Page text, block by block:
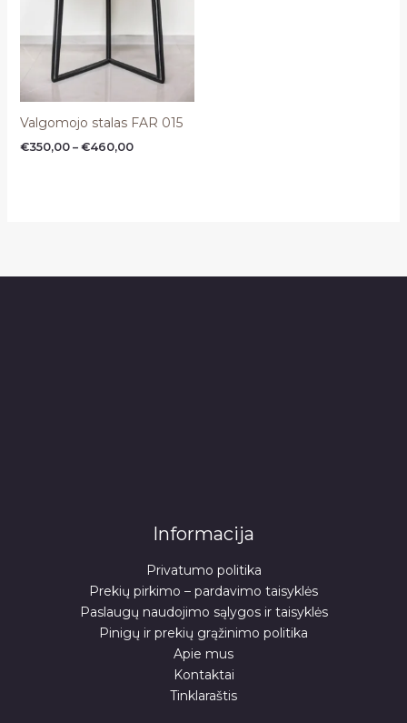
Valgomojo stalas FAR 015
€350,00 – €460,00
Informacija
Privatumo politika
Prekių pirkimo – pardavimo taisyklės
Paslaugų naudojimo sąlygos ir taisyklės
Pinigų ir prekių grąžinimo politika
Apie mus
Kontaktai
Tinklaraštis